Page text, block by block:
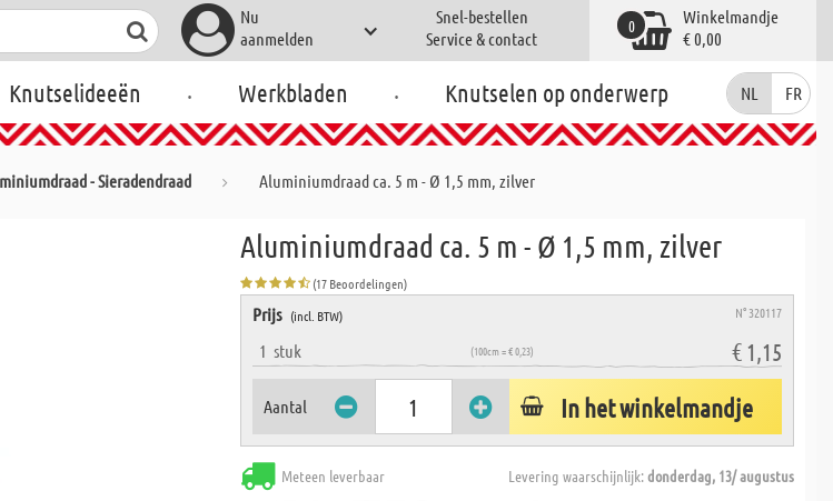
Nu
aanmelden
Snel-bestellen
Service & contact
Winkelmandje
€ 0,00
0
Knutselideeën . Werkbladen . Knutselen op onderwerp NL FR
- Sieradendraad Aluminiumdraad ca. 5 m - Ø 1,5 mm, zilver
Aluminiumdraad ca. 5 m - Ø 1,5 mm, zilver
(17 Beoordelingen)
Prijs (incl. BTW) N° 320117
1stuk (100cm = € 0,23) € 1,15
Aantal In het winkelmandje
Meteen leverbaar Levering waarschijnlijk:donderdag, 13/ augustus